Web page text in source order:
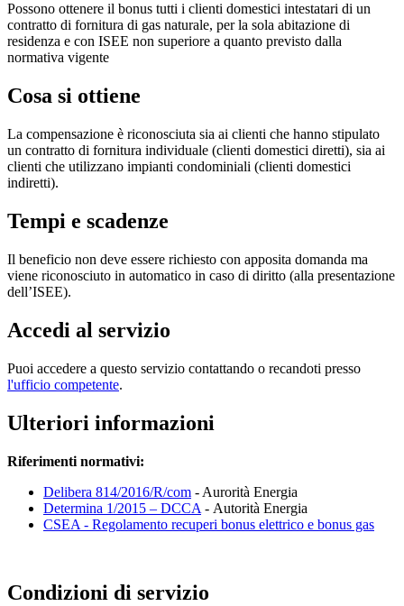
Possono ottenere il bonus tutti i clienti domestici intestatari di un
contratto di fornitura di gas naturale, per la sola abitazione di
residenza e con ISEE non superiore a quanto previsto dalla
normativa vigente
Cosa si ottiene
La compensazione è riconosciuta sia ai clienti che hanno stipulato
un contratto di fornitura individuale (clienti domestici diretti), sia ai
clienti che utilizzano impianti condominiali (clienti domestici
indiretti).
Tempi e scadenze
Il beneficio non deve essere richiesto con apposita domanda ma
viene riconosciuto in automatico in caso di diritto (alla presentazione
dell’ISEE).
Accedi al servizio
Puoi accedere a questo servizio contattando o recandoti presso
l'ufficio competente.
Ulteriori informazioni
Riferimenti normativi:
Delibera 814/2016/R/com - Aurorità Energia
Determina 1/2015 – DCCA - Autorità Energia
CSEA - Regolamento recuperi bonus elettrico e bonus gas
Condizioni di servizio